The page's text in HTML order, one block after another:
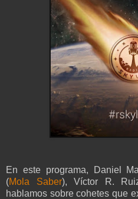
En este programa, Daniel
(Mola Saber), Víctor R.
hablamos sobre cohetes que